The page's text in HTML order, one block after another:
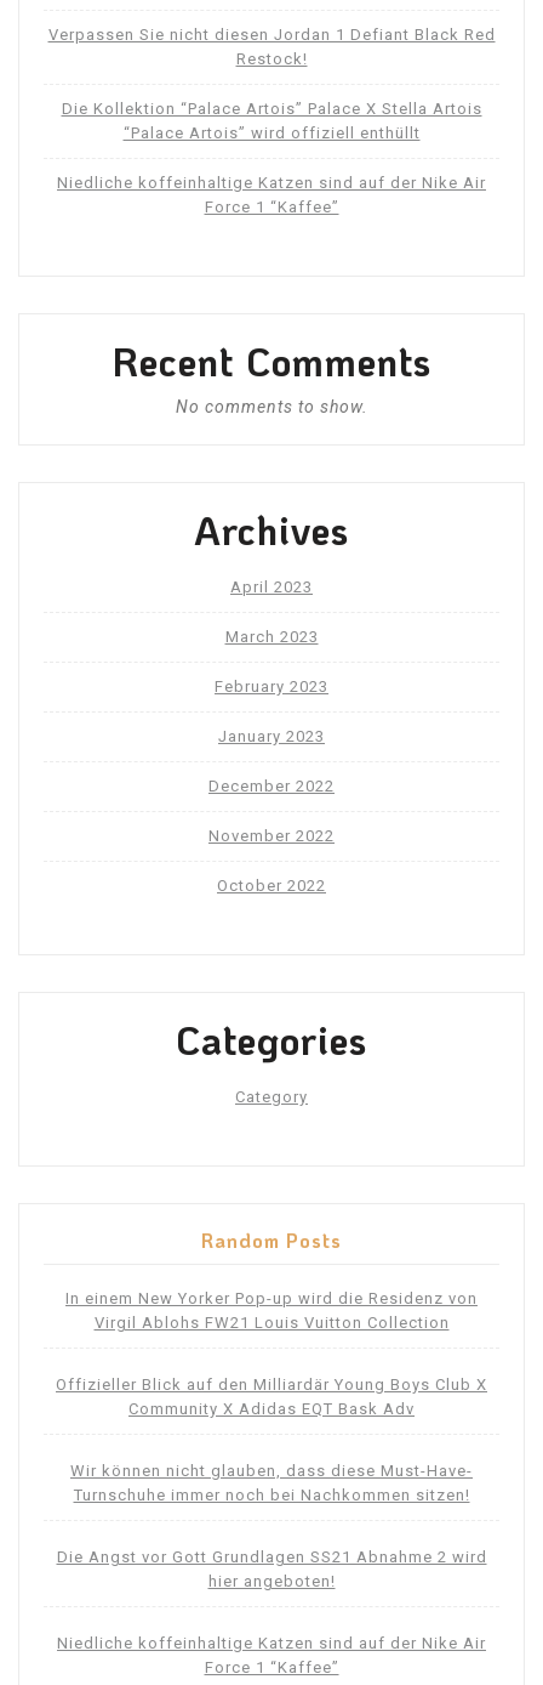
Verpassen Sie nicht diesen Jordan 1 Defiant Black Red
Restock!
Die Kollektion “Palace Artois” Palace X Stella Artois
“Palace Artois” wird offiziell enthüllt
Niedliche koffeinhaltige Katzen sind auf der Nike Air
Force 1 “Kaffee”
Recent Comments
No comments to show.
Archives
April 2023
March 2023
February 2023
January 2023
December 2022
November 2022
October 2022
Categories
Category
Random Posts
In einem New Yorker Pop-up wird die Residenz von
Virgil Ablohs FW21 Louis Vuitton Collection
Offizieller Blick auf den Milliardär Young Boys Club X
Community X Adidas EQT Bask Adv
Wir können nicht glauben, dass diese Must-Have-
Turnschuhe immer noch bei Nachkommen sitzen!
Die Angst vor Gott Grundlagen SS21 Abnahme 2 wird
hier angeboten!
Niedliche koffeinhaltige Katzen sind auf der Nike Air
Force 1 “Kaffee”